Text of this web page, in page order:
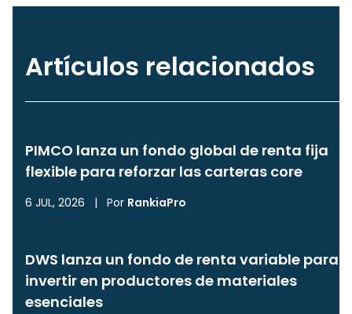
Artículos relacionados
PIMCO lanza un fondo global de renta fija
flexible para reforzar las carteras core
6 JUL, 2026 | Por RankiaPro
DWS lanza un fondo de renta variable para
invertir en productores de materiales
esenciales